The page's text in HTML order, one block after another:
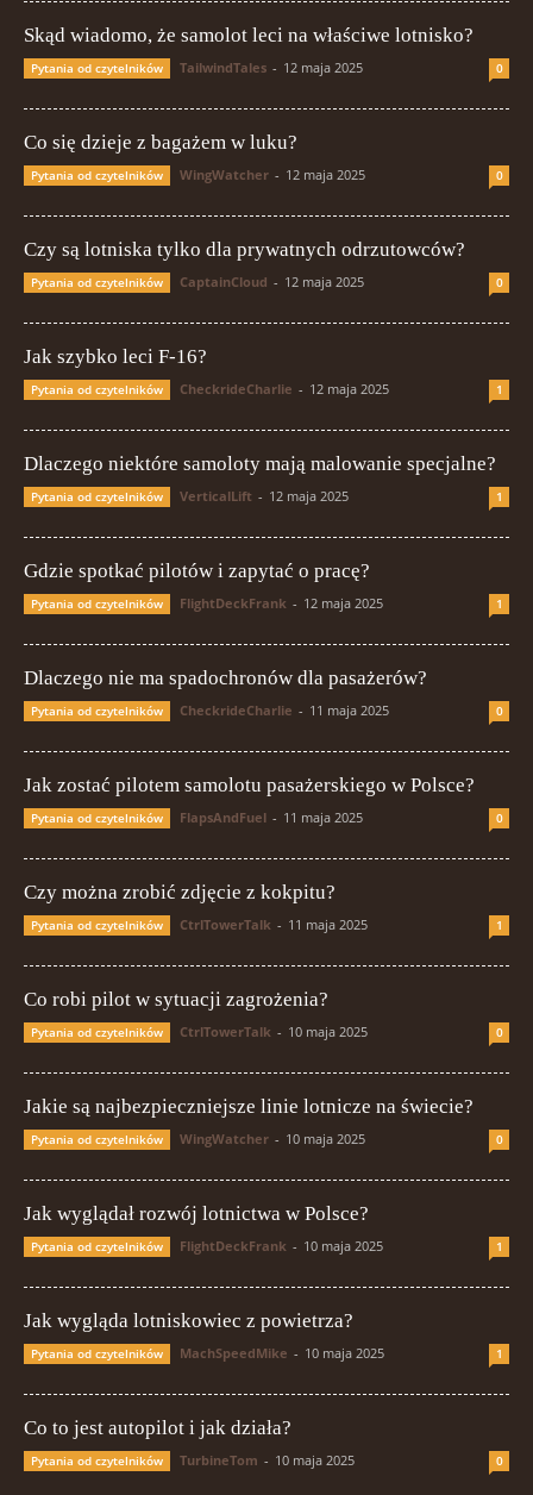
Skąd wiadomo, że samolot leci na właściwe lotnisko?
Pytania od czytelników TailwindTales - 12 maja 2025 0
Co się dzieje z bagażem w luku?
Pytania od czytelników WingWatcher - 12 maja 2025 0
Czy są lotniska tylko dla prywatnych odrzutowców?
Pytania od czytelników CaptainCloud - 12 maja 2025 0
Jak szybko leci F-16?
Pytania od czytelników CheckrideCharlie - 12 maja 2025 1
Dlaczego niektóre samoloty mają malowanie specjalne?
Pytania od czytelników VerticalLift - 12 maja 2025 1
Gdzie spotkać pilotów i zapytać o pracę?
Pytania od czytelników FlightDeckFrank - 12 maja 2025 1
Dlaczego nie ma spadochronów dla pasażerów?
Pytania od czytelników CheckrideCharlie - 11 maja 2025 0
Jak zostać pilotem samolotu pasażerskiego w Polsce?
Pytania od czytelników FlapsAndFuel - 11 maja 2025 0
Czy można zrobić zdjęcie z kokpitu?
Pytania od czytelników CtrlTowerTalk - 11 maja 2025 1
Co robi pilot w sytuacji zagrożenia?
Pytania od czytelników CtrlTowerTalk - 10 maja 2025 0
Jakie są najbezpieczniejsze linie lotnicze na świecie?
Pytania od czytelników WingWatcher - 10 maja 2025 0
Jak wyglądał rozwój lotnictwa w Polsce?
Pytania od czytelników FlightDeckFrank - 10 maja 2025 1
Jak wygląda lotniskowiec z powietrza?
Pytania od czytelników MachSpeedMike - 10 maja 2025 1
Co to jest autopilot i jak działa?
Pytania od czytelników TurbineTom - 10 maja 2025 0